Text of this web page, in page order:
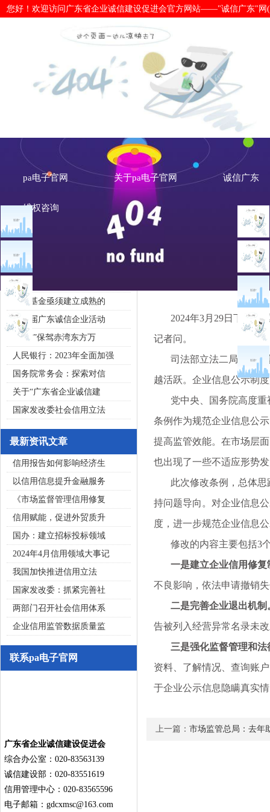
您好！欢迎访问广东省企业诚信建设促进会官方网站——"诚信广东"网
司法部：建立企业信用修复制度 完
pa电子官网 关于pa电子官网 诚信广东
维权咨询
文章点击排行
重大突发公共卫生事件一
2020广东省守合同重信用企
私募基金亟须建立成熟的
第五届广东诚信企业活动
“诚信”保驾赤湾东方万
人民银行：2023年全面加强
国务院常务会：探索对信
关于“广东省企业诚信建
国家发改委社会信用立法
最新资讯文章
信用报告如何影响经济生
以信用信息提升金融服务
《市场监督管理信用修复
信用赋能，促进外贸质升
国办：建立招标投标领域
2024年4月信用领域大事记
我国加快推进信用立法
国家发改委：抓紧完善社
两部门召开社会信用体系
企业信用监管数据质量监
联系pa电子官网
广东省企业诚信建设促进会
综合办公室：020-83563139
诚信建设部：020-83551619
信用管理中心：020-83565596
电子邮箱： gdcxmsc@163.com
诚信新闻
2024年3月29日下午，国
记者问。
司法部立法二局负责人
越活跃。企业信息公示制
党中央、国务院高度重
条例作为规范企业信息公
提高监管效能。在市场层
也出现了一些不适应形势
此次修改条例，总体思
持问题导向。对企业信息
度，进一步规范企业信息
修改的内容主要包括3
一是建立企业信用修复
不良影响，依法申请撤销
二是完善企业退出机制
告被列入经营异常名录未
三是强化监督管理和法
资料、了解情况、查询账
于企业公示信息隐瞒真实
上一篇： 市场监管总局：去年